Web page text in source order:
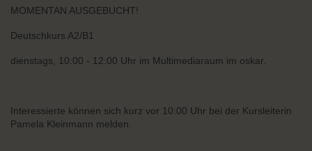
MOMENTAN AUSGEBUCHT!
Deutschkurs A2/B1
dienstags, 10:00 - 12:00 Uhr im Multimediaraum im oskar.
Interessierte können sich kurz vor 10:00 Uhr bei der Kursleiterin
Pamela Kleinmann melden.